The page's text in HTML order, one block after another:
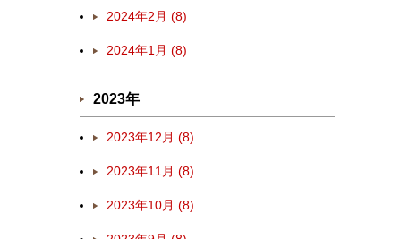
2024年2月 (8)
2024年1月 (8)
2023年
2023年12月 (8)
2023年11月 (8)
2023年10月 (8)